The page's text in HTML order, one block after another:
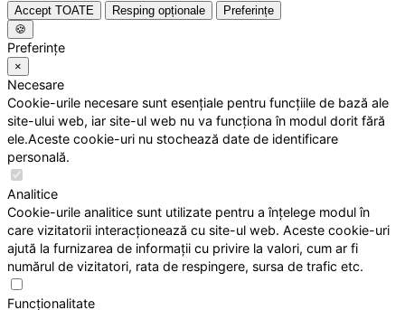
Accept TOATE Resping opționale
Preferințe
🍪
Preferințe
×
Necesare
Cookie-urile necesare sunt esențiale pentru funcțiile de bază ale
site-ului web, iar site-ul web nu va funcționa în modul dorit fără
ele.Aceste cookie-uri nu stochează date de identificare
personală.
Analitice
Cookie-urile analitice sunt utilizate pentru a înțelege modul în
care vizitatorii interacționează cu site-ul web. Aceste cookie-uri
ajută la furnizarea de informații cu privire la valori, cum ar fi
numărul de vizitatori, rata de respingere, sursa de trafic etc.
Funcționalitate